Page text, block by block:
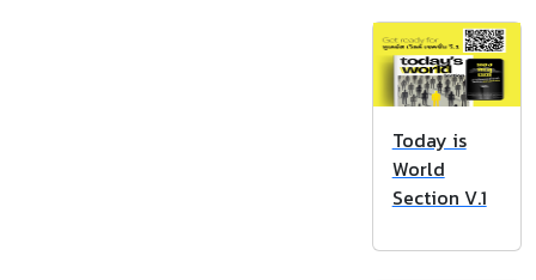
Today is
World
Section V.1